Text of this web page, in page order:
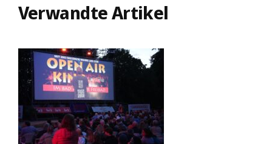
Verwandte Artikel